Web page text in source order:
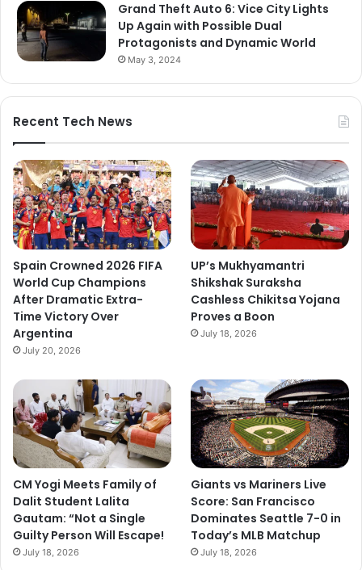
Grand Theft Auto 6: Vice City Lights
Up Again with Possible Dual
Protagonists and Dynamic World
May 3, 2024
Recent Tech News
Spain Crowned 2026 FIFA
World Cup Champions
After Dramatic Extra-
Time Victory Over
Argentina
July 20, 2026
UP’s Mukhyamantri
Shikshak Suraksha
Cashless Chikitsa Yojana
Proves a Boon
July 18, 2026
CM Yogi Meets Family of
Dalit Student Lalita
Gautam: “Not a Single
Guilty Person Will Escape!
July 18, 2026
Giants vs Mariners Live
Score: San Francisco
Dominates Seattle 7-0 in
Today’s MLB Matchup
July 18, 2026